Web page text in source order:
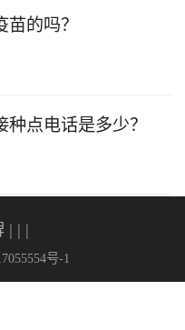
的吗？
点电话是多少？
| | |
号-1